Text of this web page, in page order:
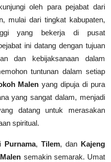
oleh para pejabat dari
mulai dari tingkat kabupaten,
yang bekerja di pusat
ini datang dengan tujuan
dan kebijaksanaan dalam
tuntunan dalam setiap
Malen yang dipuja di pura
yang sangat dalam, menjadi
datang untuk merasakan
spiritual.
Purnama, Tilem, dan Kajeng
semakin semarak. Umat